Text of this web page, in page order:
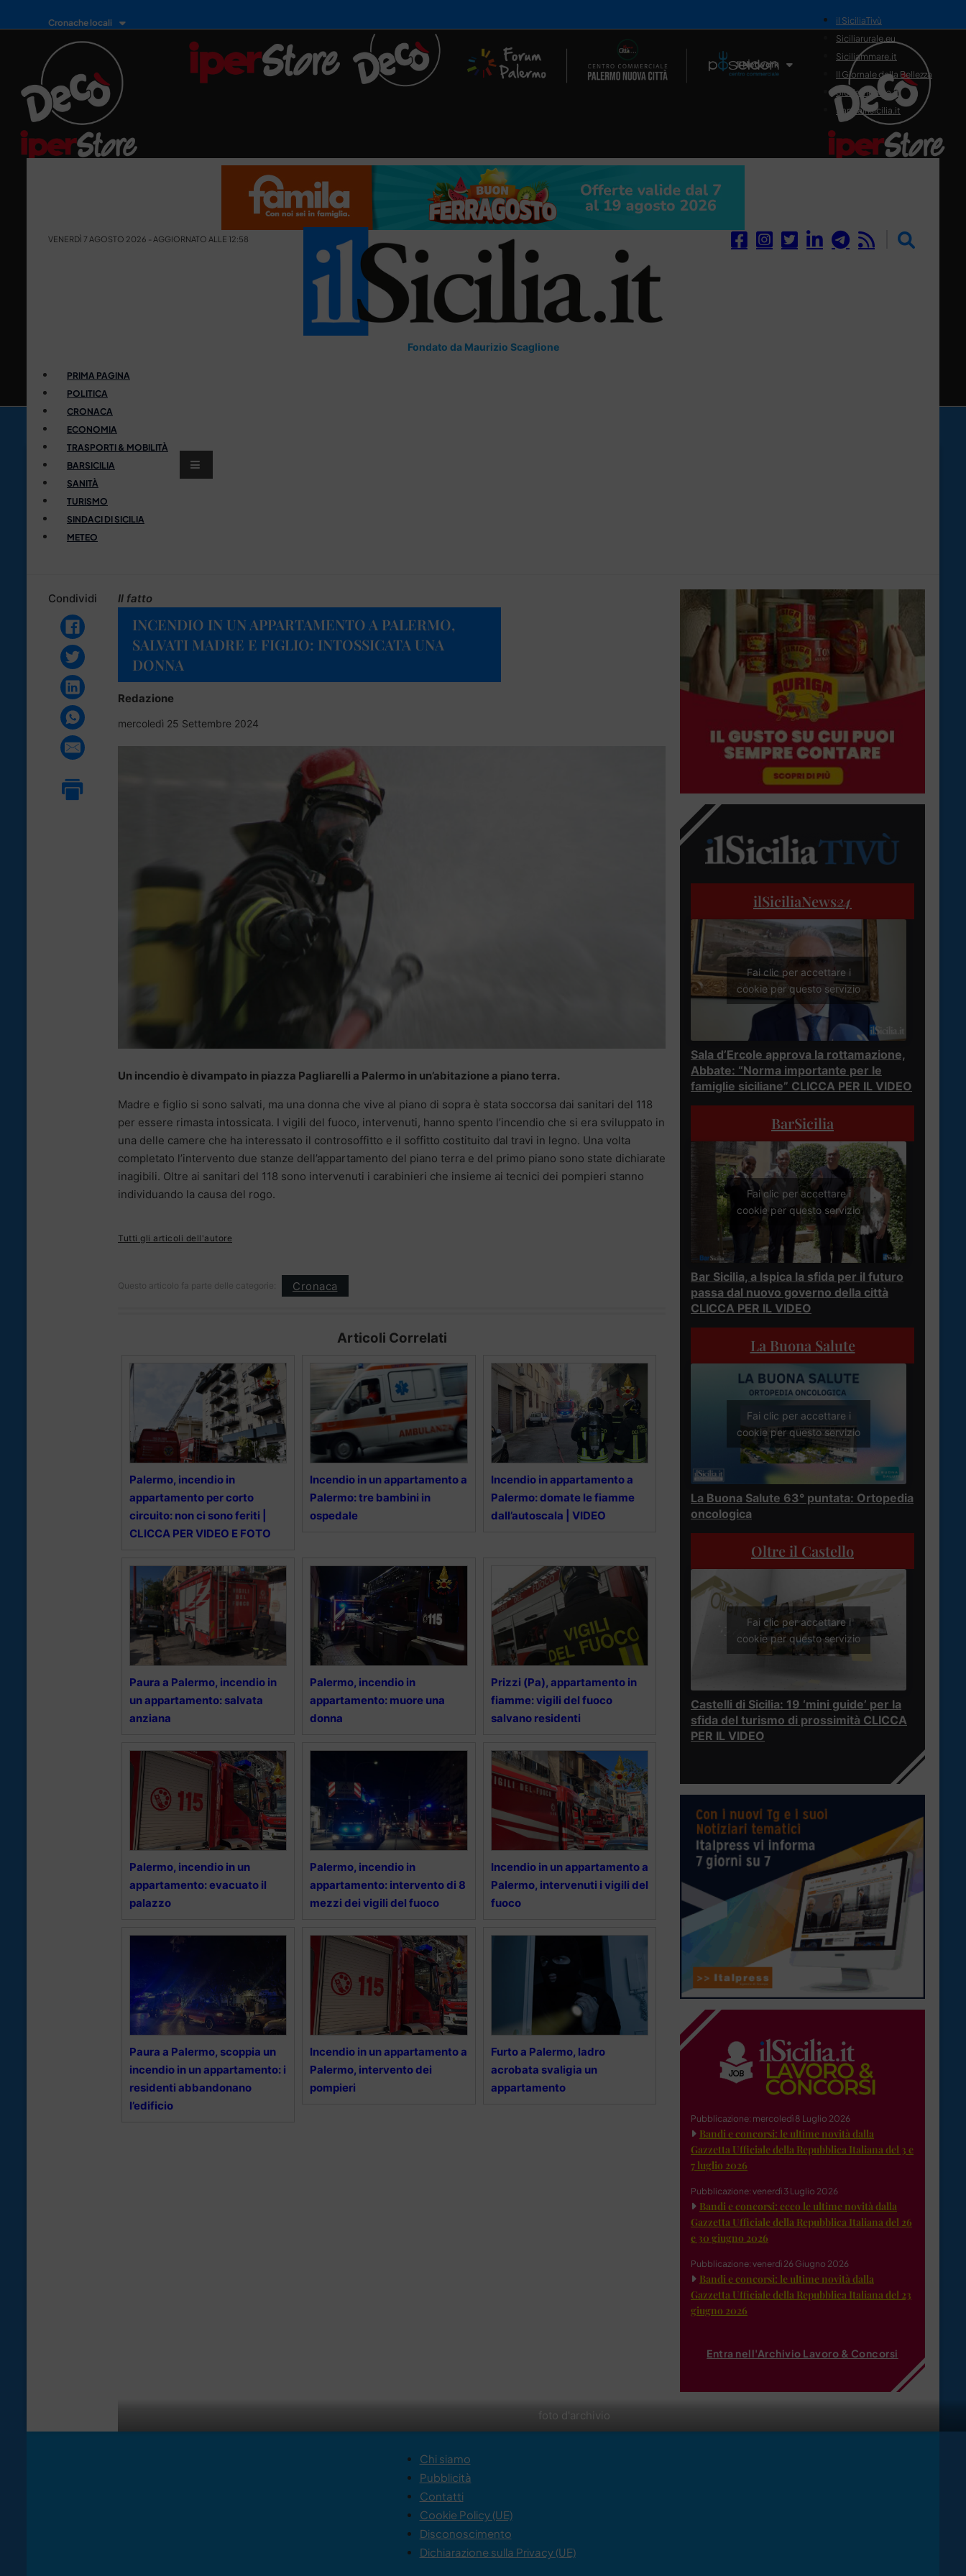
Cronache locali
Il Network
il SiciliaTivù
Siciliarurale.eu
Siciliammare.it
Il Giornale della Bellezza
Siciliamedica.it
Sanitainsicilia.it
VENERDÌ 7 AGOSTO 2026 - AGGIORNATO ALLE 12:58
Fondato da Maurizio Scaglione
PRIMA PAGINA
POLITICA
CRONACA
ECONOMIA
TRASPORTI & MOBILITÀ
BARSICILIA
SANITÀ
TURISMO
SINDACI DI SICILIA
METEO
Condividi Il fatto
INCENDIO IN UN APPARTAMENTO A PALERMO,
SALVATI MADRE E FIGLIO: INTOSSICATA UNA
DONNA
Redazione
mercoledì 25 Settembre 2024
foto d'archivio
Un incendio è divampato in piazza Pagliarelli a Palermo in un’abitazione a piano terra.
Madre e figlio si sono salvati, ma una donna che vive al piano di sopra è stata soccorsa dai sanitari del 118
per essere rimasta intossicata. I vigili del fuoco, intervenuti, hanno spento l’incendio che si era sviluppato in
una delle camere che ha interessato il controsoffitto e il soffitto costituito dal travi in legno. Una volta
completato l’intervento due stanze dell’appartamento del piano terra e del primo piano sono state dichiarate
inagibili. Oltre ai sanitari del 118 sono intervenuti i carabinieri che insieme ai tecnici dei pompieri stanno
individuando la causa del rogo.
Tutti gli articoli dell'autore
Questo articolo fa parte delle categorie: Cronaca
Articoli Correlati
Palermo, incendio in
appartamento per corto
circuito: non ci sono feriti |
CLICCA PER VIDEO E FOTO
Incendio in un appartamento a
Palermo: tre bambini in
ospedale
Incendio in appartamento a
Palermo: domate le fiamme
dall’autoscala | VIDEO
Paura a Palermo, incendio in
un appartamento: salvata
anziana
Palermo, incendio in
appartamento: muore una
donna
Prizzi (Pa), appartamento in
fiamme: vigili del fuoco
salvano residenti
Palermo, incendio in un
appartamento: evacuato il
palazzo
Palermo, incendio in
appartamento: intervento di 8
mezzi dei vigili del fuoco
Incendio in un appartamento a
Palermo, intervenuti i vigili del
fuoco
Paura a Palermo, scoppia un
incendio in un appartamento: i
residenti abbandonano
l’edificio
Incendio in un appartamento a
Palermo, intervento dei
pompieri
Furto a Palermo, ladro
acrobata svaligia un
appartamento
ilSiciliaNews24
Fai clic per accettare i
cookie per questo servizio
Sala d’Ercole approva la rottamazione,
Abbate: “Norma importante per le
famiglie siciliane” CLICCA PER IL VIDEO
BarSicilia
Fai clic per accettare i
cookie per questo servizio
Bar Sicilia, a Ispica la sfida per il futuro
passa dal nuovo governo della città
CLICCA PER IL VIDEO
La Buona Salute
Fai clic per accettare i
cookie per questo servizio
La Buona Salute 63° puntata: Ortopedia
oncologica
Oltre il Castello
Fai clic per accettare i
cookie per questo servizio
Castelli di Sicilia: 19 ‘mini guide’ per la
sfida del turismo di prossimità CLICCA
PER IL VIDEO
Pubblicazione: mercoledì 8 Luglio 2026
Bandi e concorsi: le ultime novità dalla
Gazzetta Ufficiale della Repubblica Italiana del 3 e
7 luglio 2026
Pubblicazione: venerdì 3 Luglio 2026
Bandi e concorsi: ecco le ultime novità dalla
Gazzetta Ufficiale della Repubblica Italiana del 26
e 30 giugno 2026
Pubblicazione: venerdì 26 Giugno 2026
Bandi e concorsi: le ultime novità dalla
Gazzetta Ufficiale della Repubblica Italiana del 23
giugno 2026
Entra nell'Archivio Lavoro & Concorsi
Chi siamo
Pubblicità
Contatti
Cookie Policy (UE)
Disconoscimento
Dichiarazione sulla Privacy (UE)